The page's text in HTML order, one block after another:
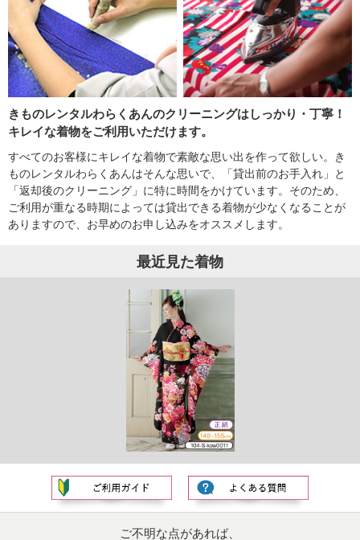
きものレンタルわらくあんのクリーニングはしっかり・丁寧！
キレイな着物をご利用いただけます。
すべてのお客様にキレイな着物で素敵な思い出を作って欲しい。き
ものレンタルわらくあんはそんな思いで、「貸出前のお手入れ」と
「返却後のクリーニング」に特に時間をかけています。そのため、
ご利用が重なる時期によっては貸出できる着物が少なくなることが
ありますので、お早めのお申し込みをオススメします。
最近見た着物
ご不明な点があれば、